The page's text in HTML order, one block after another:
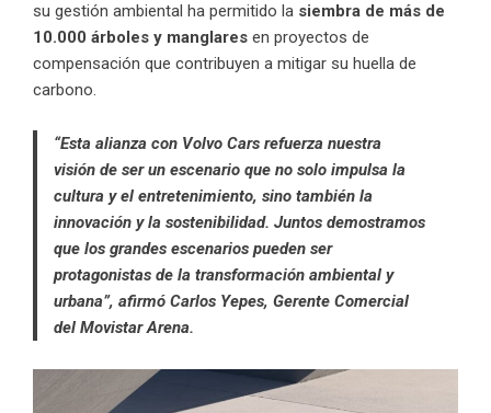
su gestión ambiental ha permitido la siembra de más de
10.000 árboles y manglares en proyectos de
compensación que contribuyen a mitigar su huella de
carbono.
“Esta alianza con Volvo Cars refuerza nuestra
visión de ser un escenario que no solo impulsa la
cultura y el entretenimiento, sino también la
innovación y la sostenibilidad. Juntos demostramos
que los grandes escenarios pueden ser
protagonistas de la transformación ambiental y
urbana”, afirmó Carlos Yepes, Gerente Comercial
del Movistar Arena.